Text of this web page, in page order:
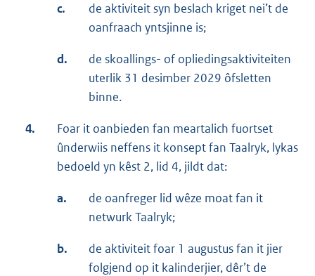
c.
de aktiviteit syn beslach kriget nei’t de
oanfraach yntsjinne is;
d.
de skoallings- of opliedingsaktiviteiten
uterlik 31 desimber 2029 ôfsletten
binne.
4.
Foar it oanbieden fan meartalich fuortset
ûnderwiis neffens it konsept fan Taalryk, lykas
bedoeld yn kêst 2, lid 4, jildt dat:
a.
de oanfreger lid wêze moat fan it
netwurk Taalryk;
b.
de aktiviteit foar 1 augustus fan it jier
folgjend op it kalinderjier, dêr’t de